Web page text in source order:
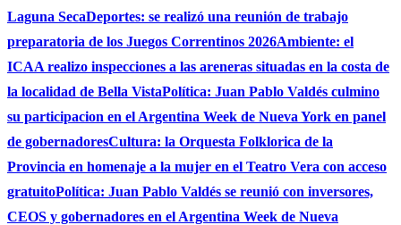
Laguna SecaDeportes: se realizó una reunión de trabajo
preparatoria de los Juegos Correntinos 2026Ambiente: el
ICAA realizo inspecciones a las areneras situadas en la costa de
la localidad de Bella VistaPolítica: Juan Pablo Valdés culmino
su participacion en el Argentina Week de Nueva York en panel
de gobernadoresCultura: la Orquesta Folklorica de la
Provincia en homenaje a la mujer en el Teatro Vera con acceso
gratuitoPolítica: Juan Pablo Valdés se reunió con inversores,
CEOS y gobernadores en el Argentina Week de Nueva